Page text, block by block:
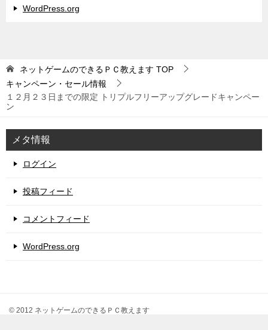
WordPress.org
ネットゲームのできるＰＣ教えます TOP
キャンペーン・セール情報
１２月２３日までの限定 トリプルフリーアップグレードキャンペー
ン
メタ情報
ログイン
投稿フィード
コメントフィード
WordPress.org
© 2012 ネットゲームのできるＰＣ教えます